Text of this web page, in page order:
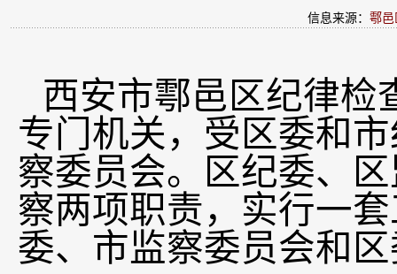
信息来源： 鄠
西安市鄠邑区纪律检
专门机关，受区委和
察委员会。区纪委、
察两项职责，实行一
委、市监察委员会和